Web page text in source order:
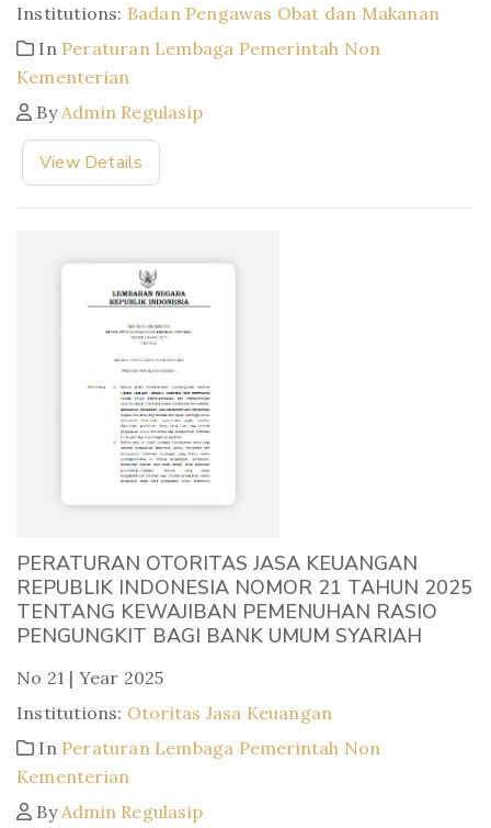
Institutions: Badan Pengawas Obat dan Makanan
In Peraturan Lembaga Pemerintah Non
Kementerian
By Admin Regulasip
View Details
PERATURAN OTORITAS JASA KEUANGAN
REPUBLIK INDONESIA NOMOR 21 TAHUN 2025
TENTANG KEWAJIBAN PEMENUHAN RASIO
PENGUNGKIT BAGI BANK UMUM SYARIAH
No 21 | Year 2025
Institutions: Otoritas Jasa Keuangan
In Peraturan Lembaga Pemerintah Non
Kementerian
By Admin Regulasip